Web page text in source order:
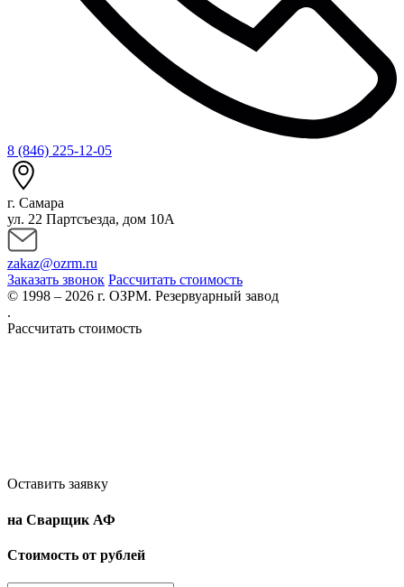
8 (846) 225-12-05
г. Самара
ул. 22 Партсъезда, дом 10А
zakaz@ozrm.ru
Заказать звонок Рассчитать стоимость
© 1998 – 2026 г. ОЗРМ. Резервуарный завод
.
Рассчитать стоимость
Оставить заявку
на Сварщик АФ
Стоимость от рублей